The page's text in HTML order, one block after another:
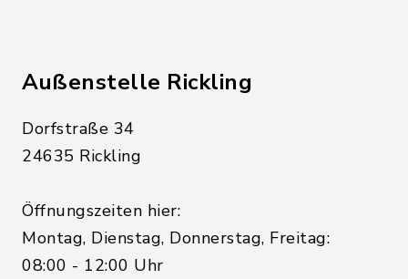
Außenstelle Rickling
Dorfstraße 34
24635 Rickling
Öffnungszeiten hier:
Montag, Dienstag, Donnerstag, Freitag:
08:00 - 12:00 Uhr